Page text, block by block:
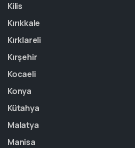
Kilis
Kırıkkale
Kırklareli
Kırşehir
Kocaeli
Konya
Kütahya
Malatya
Manisa